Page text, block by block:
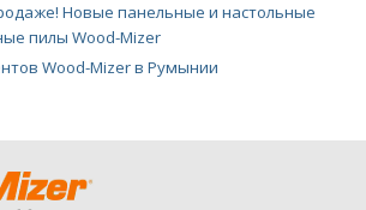
Новые панельные и настольные
пилы Wood-Mizer
Wood-Mizer в Румынии